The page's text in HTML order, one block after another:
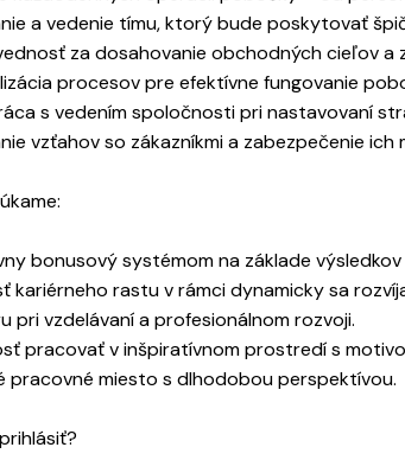
a vedenie tímu, ktorý bude poskytovať
za dosahovanie obchodných cieľov a
procesov pre efektívne fungovanie
s vedením spoločnosti pri nastavovaní
vzťahov so zákazníkmi a zabezpečenie ich
bonusový systémom na základe
kariérneho rastu v rámci dynamicky sa
pri vzdelávaní a profesionálnom rozvoji.
pracovať v inšpiratívnom prostredí s
pracovné miesto s dlhodobou perspektívou.